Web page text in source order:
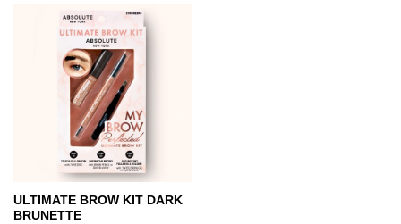
ULTIMATE BROW KIT DARK
BRUNETTE